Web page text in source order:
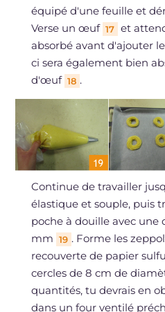
équipé d'une feuille et
Verse un œuf 17 et
absorbé avant d'ajouter
ci sera également bien
d'œuf 18 .
Continue de travailler
élastique et souple, puis
poche à douille avec une
mm 19 . Forme les
recouverte de papier
cercles de 8 cm de
quantités, tu devrais en
dans un four ventilé